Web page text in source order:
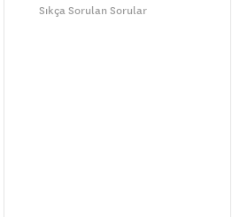
Sıkça Sorulan Sorular